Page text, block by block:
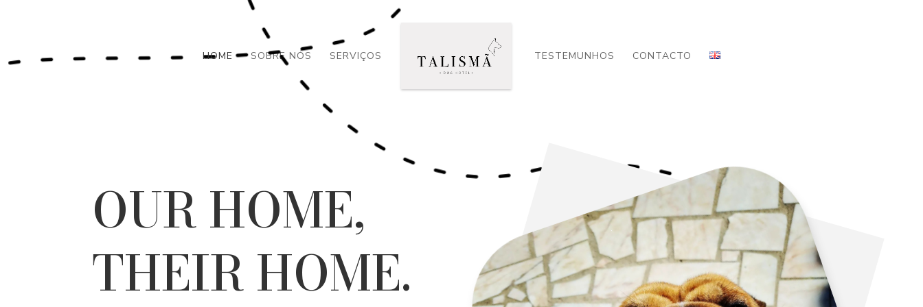
HOME SOBRE NÓS SERVIÇOS TESTEMUNHOS CONTACTO
OUR HOME,
THEIR HOME.